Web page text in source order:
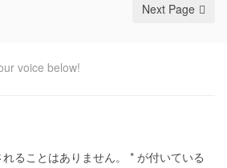
Next Page
voice below!
ることはありません。 * が付いている